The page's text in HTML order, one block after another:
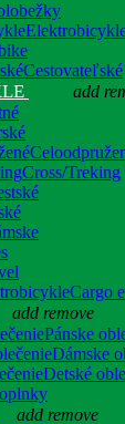
Cestovateľské
add
Cross/Treking
Cargo
add remove
Pánske
Dámske
Detské
add remove